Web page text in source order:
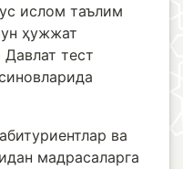
ислом таълим
ҳужжат
тест
ва
мадрасаларга